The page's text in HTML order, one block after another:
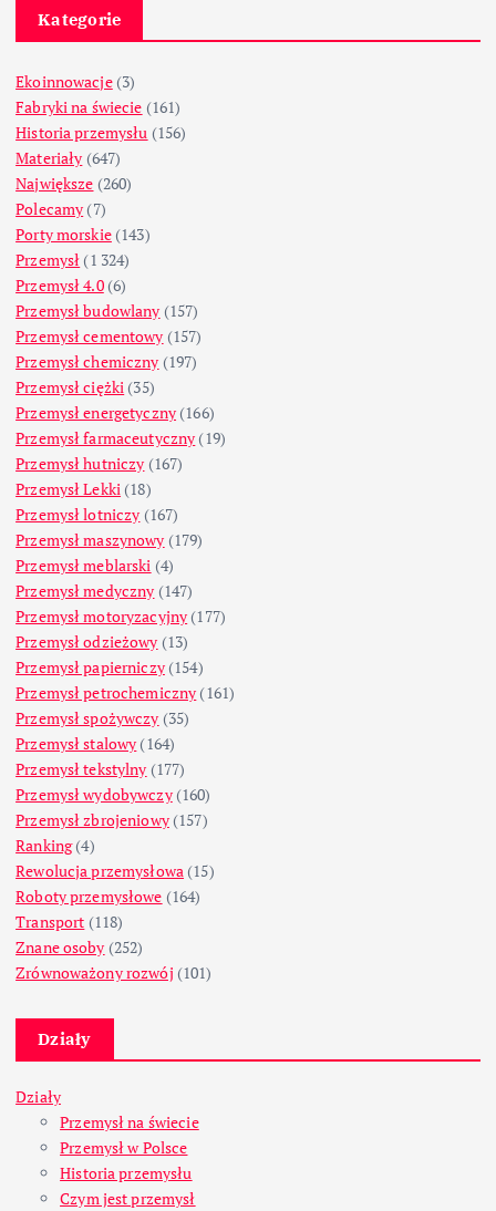
Kategorie
Ekoinnowacje(3)
Fabryki na świecie (161)
Historia przemysłu (156)
Materiały (647)
Największe (260)
Polecamy (7)
Porty morskie(143)
Przemysł (1 324)
Przemysł 4.0(6)
Przemysł budowlany (157)
Przemysł cementowy (157)
Przemysł chemiczny (197)
Przemysł ciężki (35)
Przemysł energetyczny (166)
Przemysł farmaceutyczny (19)
Przemysł hutniczy (167)
Przemysł Lekki (18)
Przemysł lotniczy (167)
Przemysł maszynowy (179)
Przemysł meblarski (4)
Przemysł medyczny (147)
Przemysł motoryzacyjny (177)
Przemysł odzieżowy (13)
Przemysł papierniczy(154)
Przemysł petrochemiczny (161)
Przemysł spożywczy (35)
Przemysł stalowy (164)
Przemysł tekstylny (177)
Przemysł wydobywczy(160)
Przemysł zbrojeniowy(157)
Ranking(4)
Rewolucja przemysłowa (15)
Roboty przemysłowe (164)
Transport (118)
Znane osoby (252)
Zrównoważony rozwój (101)
Działy
Działy
Przemysł na świecie
Przemysł w Polsce
Historia przemysłu
Czym jest przemysł